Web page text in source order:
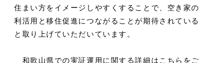
住まい方をイメージしやすくすることで、空き家の
利活用と移住促進につながることが期待されている
と取り上げていただいています。
和歌山県での実証運用に関する詳細はこちらをご